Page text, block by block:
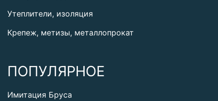
Утеплители, изоляция
Крепеж, метизы, металлопрокат
ПОПУЛЯРНОЕ
Имитация Бруса